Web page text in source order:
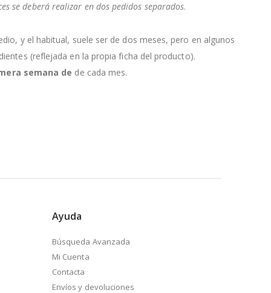
se deberá realizar en dos pedidos separados.
y el habitual, suele ser de dos meses, pero en algunos
(reflejada en la propia ficha del producto).
semana de de cada mes.
Ayuda
Búsqueda Avanzada
Mi Cuenta
Contacta
Envíos y devoluciones